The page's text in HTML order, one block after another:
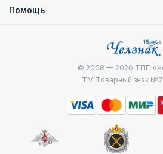
Помощь
© 2008 — 2026 ТПП
ТМ Товарный знак